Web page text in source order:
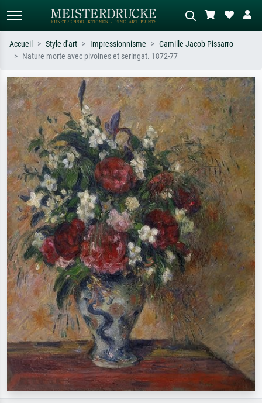
Recherchez par artiste, titre ou style –
ex. Monet, Nuit étoilée,
impressionnisme, vague de Hokusai,
nu.
Décrivez la scène – ex. prairie verte,
abstrait avec beaucoup de rouge,
tableau sombre, nu debout près d'un
arbre.
Accueil Style d'art Impressionnisme
Camille Jacob Pissarro
Nature morte avec pivoines et seringat. 1872-77